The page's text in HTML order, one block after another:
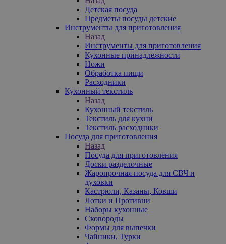
Детская посуда
Предметы посуды детские
Инструменты для приготовления
Назад
Инструменты для приготовления
Кухонные принадлежности
Ножи
Обработка пищи
Расходники
Кухонный текстиль
Назад
Кухонный текстиль
Текстиль для кухни
Текстиль расходники
Посуда для приготовления
Назад
Посуда для приготовления
Доски разделочные
Жаропрочная посуда для СВЧ и
духовки
Кастрюли, Казаны, Ковши
Лотки и Противни
Наборы кухонные
Сковороды
Формы для выпечки
Чайники, Турки